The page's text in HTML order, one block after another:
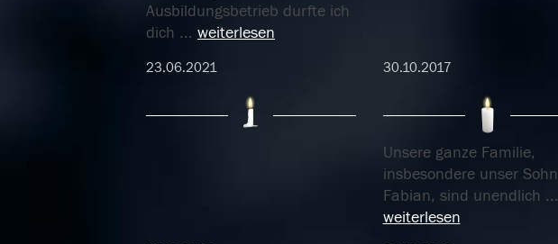
Ausbildungsbetrieb durfte ich
dich ... weiterlesen
23.06.2021 30.10.2017
Unsere ganze Familie,
insbesondere unser Sohn
Fabian, sind unendlich ...
weiterlesen